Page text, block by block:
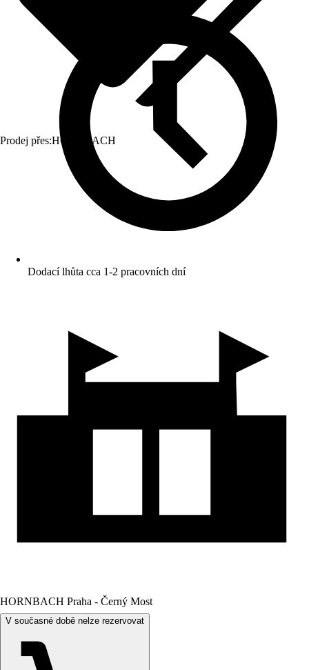
Prodej přes:HORNBACH
Dodací lhůta cca 1-2 pracovních dní
HORNBACH Praha - Černý Most
V současné době nelze rezervovat